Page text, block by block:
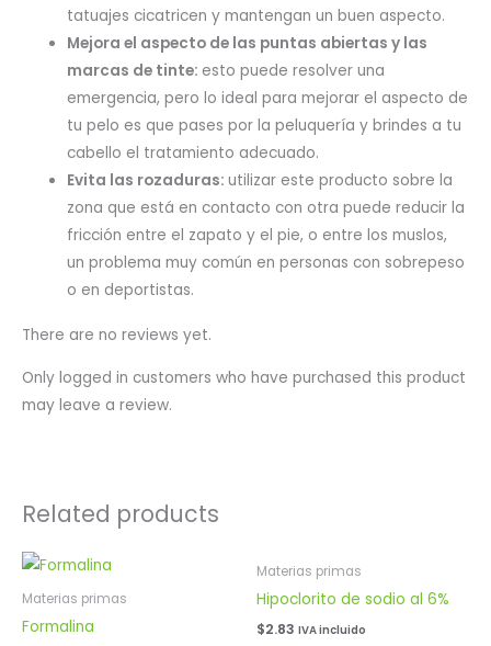
tatuajes cicatricen y mantengan un buen aspecto.
Mejora el aspecto de las puntas abiertas y las
marcas de tinte: esto puede resolver una
emergencia, pero lo ideal para mejorar el aspecto de
tu pelo es que pases por la peluquería y brindes a tu
cabello el tratamiento adecuado.
Evita las rozaduras:utilizar este producto sobre la
zona que está en contacto con otra puede reducir la
fricción entre el zapato y el pie, o entre los muslos,
un problema muy común en personas con sobrepeso
o en deportistas.
There are no reviews yet.
Only logged in customers who have purchased this product
may leave a review.
Related products
Materias primas
Formalina
Materias primas
Hipoclorito de sodio al 6%
$2.83 IVA incluido